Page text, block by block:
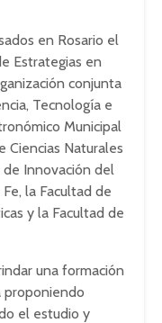
en Rosario el
Estrategias en
conjunta
Tecnología e
Municipal
Ciencias Naturales
de Innovación del
la Facultad de
y la Facultad de
una formación
proponiendo
el estudio y